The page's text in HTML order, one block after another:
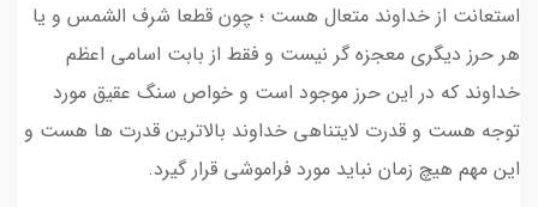
استعانت از خداوند متعال هست ؛ چون قطعا شرف الشمس و یا
هر حرز دیگری معجزه گر نیست و فقط از بابت اسامی اعظم
خداوند که در این حرز موجود است و خواص سنگ عقیق مورد
توجه هست و قدرت لایتناهی خداوند بالاترین قدرت ها هست و
این مهم هیچ زمان نباید مورد فراموشی قرار گیرد.